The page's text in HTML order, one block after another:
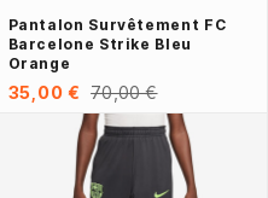
Pantalon Survêtement FC
Barcelone Strike Bleu
Orange
35,00 € 70,00 €